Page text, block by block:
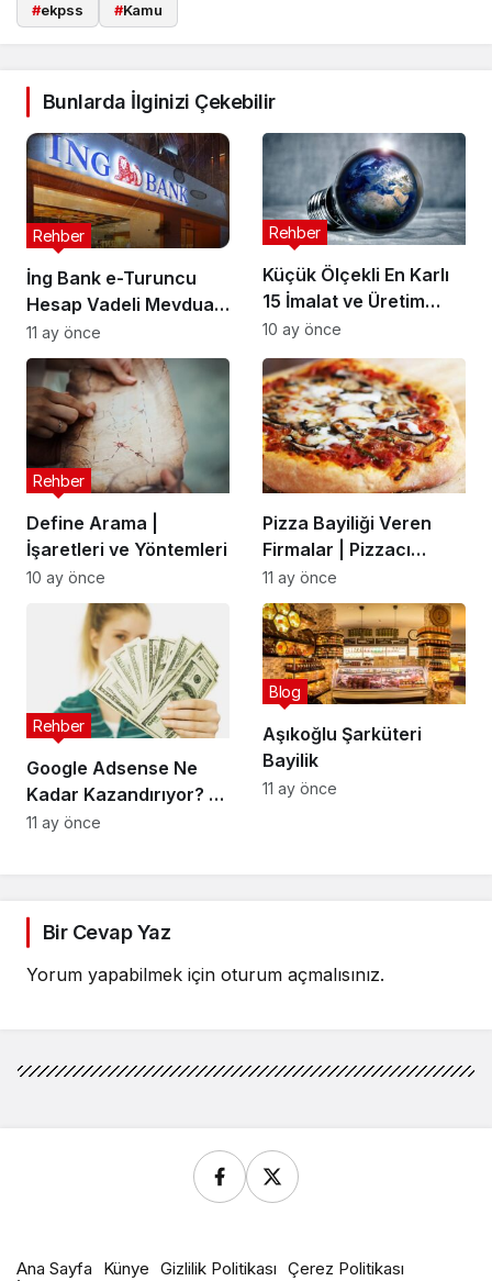
#ekpss #Kamu
Bunlarda İlginizi Çekebilir
İng Bank e-Turuncu
Hesap Vadeli Mevduat
Hesabı (Para Faizleri)
Rehber
11 ay önce
Küçük Ölçekli En Karlı
15 İmalat ve Üretim
Fikirleri
Rehber
10 ay önce
Define Arama |
İşaretleri ve Yöntemleri
Rehber
10 ay önce
Pizza Bayiliği Veren
Firmalar | Pizzacı
Franchise
11 ay önce
Google Adsense Ne
Kadar Kazandırıyor? /
Hesaplama
Rehber
11 ay önce
Aşıkoğlu Şarküteri
Bayilik
Blog
11 ay önce
Bir Cevap Yaz
Yorum yapabilmek için oturum açmalısınız.
Ana Sayfa Künye Gizlilik Politikası Çerez Politikası